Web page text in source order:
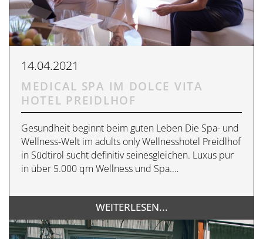
14.04.2021
MEDICAL SPA IM DOLCE VITA
HOTEL PREIDLHOF
Gesundheit beginnt beim guten Leben Die Spa- und
Wellness-Welt im adults only Wellnesshotel Preidlhof
in Südtirol sucht definitiv seinesgleichen. Luxus pur
in über 5.000 qm Wellness und Spa.…
WEITERLESEN...